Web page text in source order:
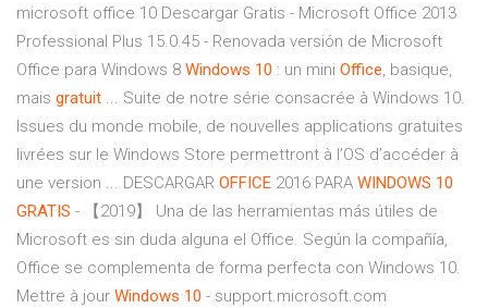
microsoft office 10 Descargar Gratis - Microsoft Office 2013
Professional Plus 15.0.45 - Renovada versión de Microsoft
Office para Windows 8 Windows 10 : un mini Office, basique,
mais gratuit ... Suite de notre série consacrée à Windows 10.
Issues du monde mobile, de nouvelles applications gratuites
livrées sur le Windows Store permettront à l’OS d’accéder à
une version ... DESCARGAR OFFICE 2016 PARA WINDOWS 10
GRATIS - 【2019】 Una de las herramientas más útiles de
Microsoft es sin duda alguna el Office. Según la compañía,
Office se complementa de forma perfecta con Windows 10.
Mettre à jour Windows 10 - support.microsoft.com